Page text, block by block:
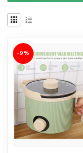
-9%